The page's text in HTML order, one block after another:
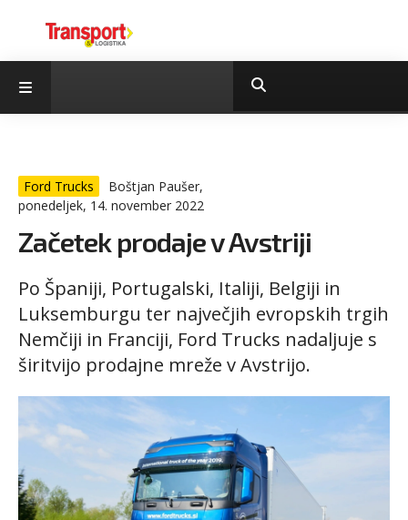
Ford Trucks
Boštjan Paušer,
ponedeljek, 14. november 2022
Začetek prodaje v Avstriji
Po Španiji, Portugalski, Italiji, Belgiji in
Luksemburgu ter največjih evropskih trgih
Nemčiji in Franciji, Ford Trucks nadaljuje s
širitvijo prodajne mreže v Avstrijo.